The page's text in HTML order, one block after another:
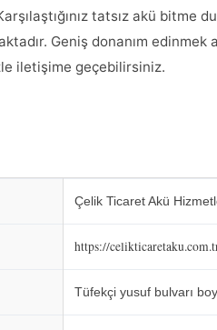
tatsız akü bitme
Geniş donanım edinmek
iletişime geçebilirsiniz.
Çelik Ticaret Akü
https://
Tüfekçi yusuf bulvarı